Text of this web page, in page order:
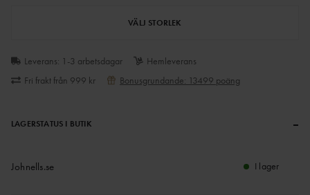
VÄLJ STORLEK
Leverans: 1-3 arbetsdagar
Hemleverans
Fri frakt från 999 kr
Bonusgrundande: 13499 poäng
LAGERSTATUS I BUTIK –
Johnells.se I lager